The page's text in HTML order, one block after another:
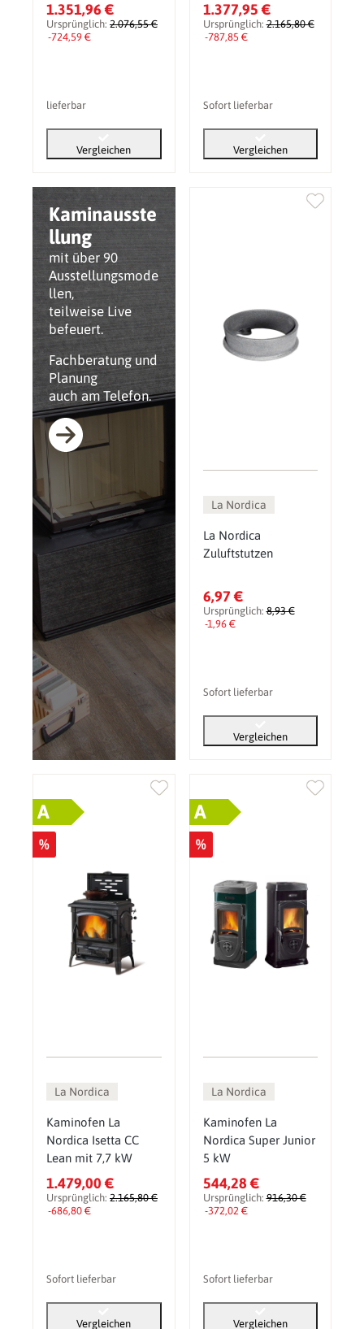
Kaminausste
llung
mit über 90
Ausstellungsmode
llen,
teilweise Live
befeuert.
Fachberatung und
Planung
auch am Telefon.
1.351,96 €
Ursprünglich: 2.076,55 €
-724,59 €
lieferbar
Vergleichen
1.377,95 €
Ursprünglich:2.165,80 €
-787,85 €
Sofort lieferbar
Vergleichen
La Nordica
La Nordica
Zuluftstutzen
6,97 €
Ursprünglich:8,93 €
-1,96 €
Sofort lieferbar
Vergleichen
A
%
La Nordica
Kaminofen La
Nordica Isetta CC
Lean mit 7,7 kW
1.479,00 €
Ursprünglich: 2.165,80 €
-686,80 €
Sofort lieferbar
Vergleichen
A
%
La Nordica
Kaminofen La
Nordica Super Junior
5 kW
544,28 €
Ursprünglich:916,30 €
-372,02 €
Sofort lieferbar
Vergleichen